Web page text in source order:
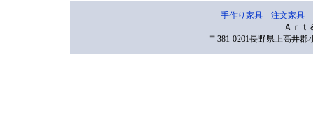
手作り家具
注文家具
Ａｒ
〒381-0201長野県上高井